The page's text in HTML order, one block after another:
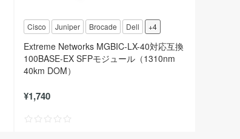
Cisco Juniper Brocade Dell +4
Extreme Networks MGBIC-LX-40対応互換
100BASE-EX SFPモジュール（1310nm
40km DOM）
¥1,740